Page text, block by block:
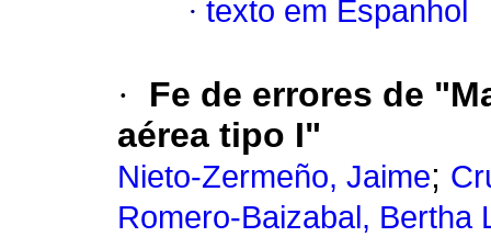
· texto em Espanhol
·
Fe de errores de
aérea tipo I"
Nieto-Zermeño, Jaime;
Romero-Baizabal, Bertha